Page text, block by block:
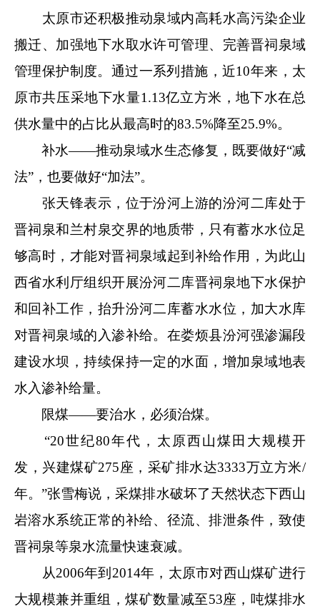
太原市还积极推动泉域内高耗水高污染企业
搬迁、加强地下水取水许可管理、完善晋祠泉域
管理保护制度。通过一系列措施，近10年来，太
原市共压采地下水量1.13亿立方米，地下水在总
供水量中的占比从最高时的83.5%降至25.9%。
补水——推动泉域水生态修复，既要做好“减
法”，也要做好“加法”。
张天锋表示，位于汾河上游的汾河二库处于
晋祠泉和兰村泉交界的地质带，只有蓄水水位足
够高时，才能对晋祠泉域起到补给作用，为此山
西省水利厅组织开展汾河二库晋祠泉地下水保护
和回补工作，抬升汾河二库蓄水水位，加大水库
对晋祠泉域的入渗补给。在娄烦县汾河强渗漏段
建设水坝，持续保持一定的水面，增加泉域地表
水入渗补给量。
限煤——要治水，必须治煤。
“20世纪80年代，太原西山煤田大规模开
发，兴建煤矿275座，采矿排水达3333万立方米/
年。”张雪梅说，采煤排水破坏了天然状态下西山
岩溶水系统正常的补给、径流、排泄条件，致使
晋祠泉等泉水流量快速衰减。
从2006年到2014年，太原市对西山煤矿进行
大规模兼并重组，煤矿数量减至53座，吨煤排水